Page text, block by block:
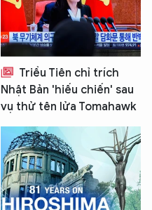
Triều Tiên chỉ trích
Nhật Bản 'hiếu chiến' sau
vụ thử tên lửa Tomahawk